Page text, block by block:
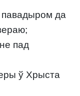
павадыром да
пад
ў Хрыста